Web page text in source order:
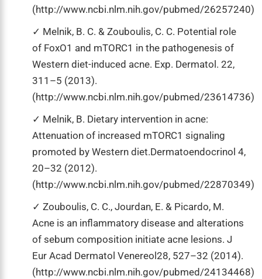
(http://www.ncbi.nlm.nih.gov/pubmed/26257240)
Melnik, B. C. & Zouboulis, C. C. Potential role
of FoxO1 and mTORC1 in the pathogenesis of
Western diet-induced acne. Exp. Dermatol. 22,
311–5 (2013).
(http://www.ncbi.nlm.nih.gov/pubmed/23614736)
Melnik, B. Dietary intervention in acne:
Attenuation of increased mTORC1 signaling
promoted by Western diet.Dermatoendocrinol 4,
20–32 (2012).
(http://www.ncbi.nlm.nih.gov/pubmed/22870349)
Zouboulis, C. C., Jourdan, E. & Picardo, M.
Acne is an inflammatory disease and alterations
of sebum composition initiate acne lesions. J
Eur Acad Dermatol Venereol28, 527–32 (2014).
(http://www.ncbi.nlm.nih.gov/pubmed/24134468)